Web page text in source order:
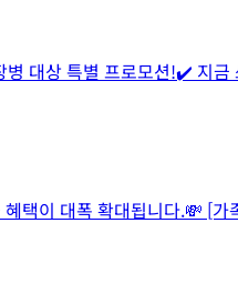
대상 특별 프로모션!✔️ 지금
택이 대폭 확대됩니다.💸 [